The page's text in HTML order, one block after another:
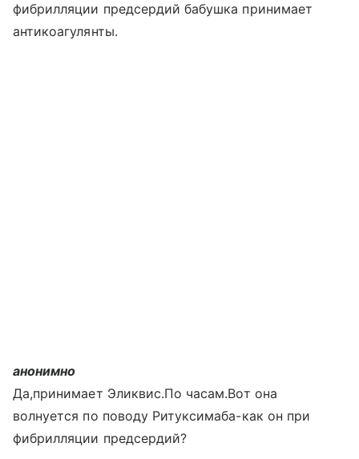
фибрилляции предсердий бабушка принимает
антикоагулянты.
анонимно
Да,принимает Эликвис.По часам.Вот она
волнуется по поводу Ритуксимаба-как он при
фибрилляции предсердий?